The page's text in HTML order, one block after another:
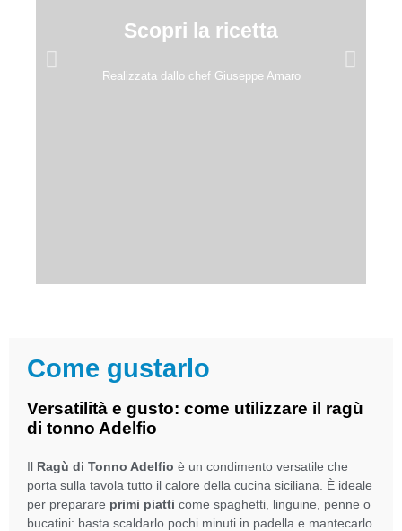
Scopri la ricetta
Realizzata dallo chef Giuseppe Amaro
Come gustarlo
Versatilità e gusto: come utilizzare il ragù
di tonno Adelfio
Il Ragù di Tonno Adelfio è un condimento versatile che
porta sulla tavola tutto il calore della cucina siciliana. È ideale
per preparare primi piatti come spaghetti, linguine, penne o
bucatini: basta scaldarlo pochi minuti in padella e mantecarlo